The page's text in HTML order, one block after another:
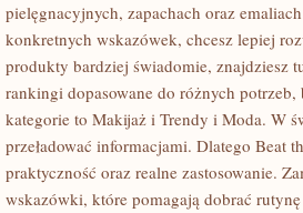
pielęgnacyjnych, zapachach oraz
konkretnych wskazówek, chcesz lepiej
produkty bardziej świadomie, znajdziesz
rankingi dopasowane do różnych
kategorie to Makijaż i Trendy i Moda. W
przeładować informacjami. Dlatego Beat
praktyczność oraz realne zastosowanie.
wskazówki, które pomagają dobrać